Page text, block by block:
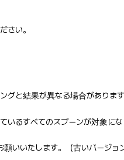
さい。
と結果が異なる場合があります
るすべてのスプーンが対象にな
いたします。（古いバージ